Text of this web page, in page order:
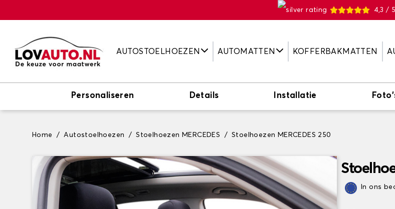
4,3 / 5
AUTOSTOELHOEZEN AUTOMATTEN KOFFERBAKMATTEN
Personaliseren Details Installatie
Home Autostoelhoezen Stoelhoezen MERCEDES Stoelhoezen MERCEDES 250
In ons